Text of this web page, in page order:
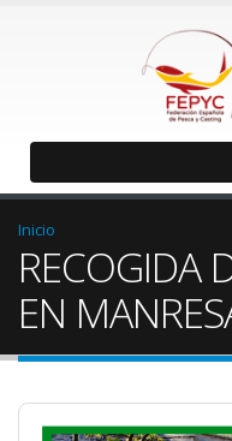
Inicio
RECOGIDA
EN